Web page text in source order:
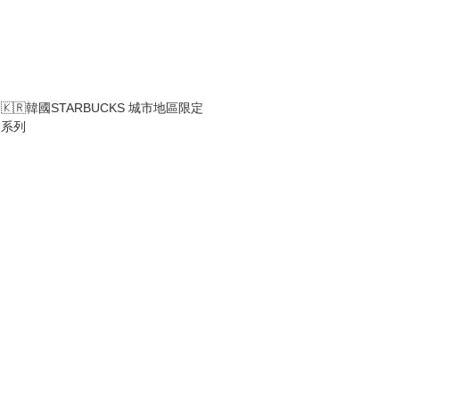
🇰🇷韓國STARBUCKS 城市地區限定
系列